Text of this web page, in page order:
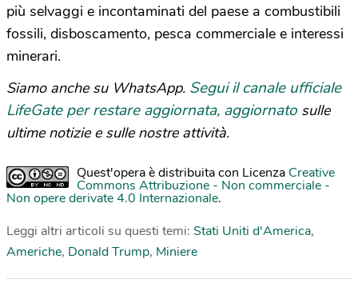
più selvaggi e incontaminati del paese a combustibili
fossili, disboscamento, pesca commerciale e interessi
minerari.
Siamo anche su WhatsApp. Segui il canale ufficiale
LifeGate per restare aggiornata, aggiornato sulle
ultime notizie e sulle nostre attività.
Quest'opera è distribuita con Licenza Creative
Commons Attribuzione - Non commerciale -
Non opere derivate 4.0 Internazionale.
Leggi altri articoli su questi temi: Stati Uniti d'America,
Americhe, Donald Trump, Miniere